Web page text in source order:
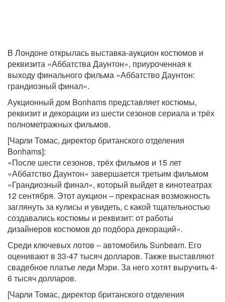
В Лондоне открылась выставка-аукцион костюмов и
реквизита «Аббатства Даунтон», приуроченная к
выходу финального фильма «Аббатство Даунтон:
грандиозный финал».
Аукционный дом Bonhams представляет костюмы,
реквизит и декорации из шести сезонов сериала и трёх
полнометражных фильмов.
[Чарли Томас, директор британского отделения
Bonhams]:
«После шести сезонов, трёх фильмов и 15 лет
«Аббатство Даунтон» завершается третьим фильмом
«Грандиозный финал», который выйдет в кинотеатрах
12 сентября. Этот аукцион – прекрасная возможность
заглянуть за кулисы и увидеть, с какой тщательностью
создавались костюмы и реквизит: от работы
дизайнеров костюмов до подбора декораций».
Среди ключевых лотов – автомобиль Sunbeam. Его
оценивают в 33-47 тысяч долларов. Также выставляют
свадебное платье леди Мэри. За него хотят выручить 4-
6 тысяч долларов.
[Чарли Томас, директор британского отделения